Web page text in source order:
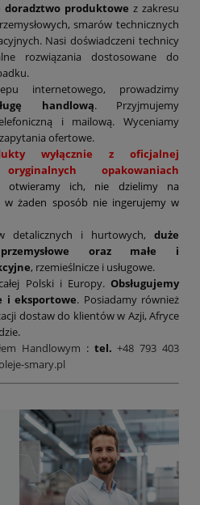
doradztwo produktowe z zakresu
smarów technicznych
Nasi doświadczeni technicy
rozwiązania dostosowane do
internetowego, prowadzimy
handlową. Przyjmujemy
i mailową. Wyceniamy
ofertowe.
wyłącznie z oficjalnej
opakowaniach
otwieramy ich, nie dzielimy na
w żaden sposób nie ingerujemy w
detalicznych i hurtowych, duże
przemysłowe oraz małe i
, rzemieślnicze i usługowe.
Polski i Europy. Obsługujemy
i eksportowe. Posiadamy również
dostaw do klientów w Azji, Afryce
Handlowym : tel.+48 793 403
smary.pl